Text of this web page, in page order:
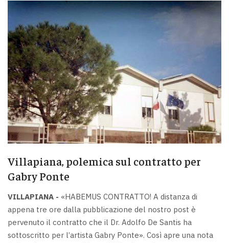
Villapiana, polemica sul contratto per
Gabry Ponte
VILLAPIANA - «HABEMUS CONTRATTO! A distanza di
appena tre ore dalla pubblicazione del nostro post è
pervenuto il contratto che il Dr. Adolfo De Santis ha
sottoscritto per l’artista Gabry Ponte». Così apre una nota